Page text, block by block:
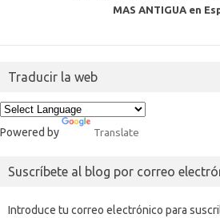
MAS ANTIGUA en
Traducir la web
Powered by Translate
Suscríbete al blog por correo
Introduce tu correo electrónico para